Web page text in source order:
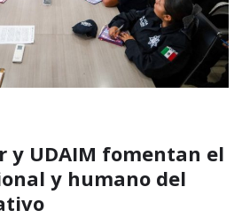
y UDAIM fomentan el
y humano del